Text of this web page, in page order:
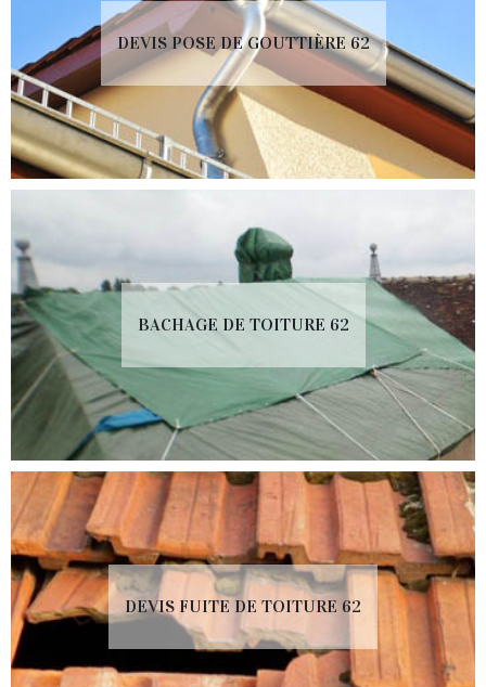
DEVIS POSE DE GOUTTIÈRE 62
BACHAGE DE TOITURE 62
DEVIS FUITE DE TOITURE 62